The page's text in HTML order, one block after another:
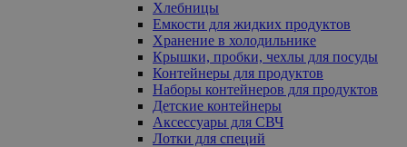
Хлебницы
Емкости для жидких продуктов
Хранение в холодильнике
Крышки, пробки, чехлы для посуды
Контейнеры для продуктов
Наборы контейнеров для продуктов
Детские контейнеры
Аксессуары для СВЧ
Лотки для специй